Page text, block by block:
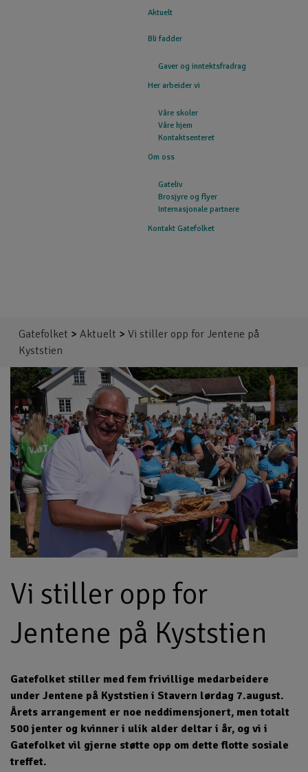
Aktuelt
Bli fadder
Gaver og inntektsfradrag
Her arbeider vi
Våre skoler
Våre hjem
Kontaktsenteret
Om oss
Gateliv
Brosjyre og flyer
Internasjonale partnere
Kontakt Gatefolket
Gatefolket > Aktuelt > Vi stiller opp for Jentene på
Kyststien
Vi stiller opp for
Jentene på Kyststien
Gatefolket stiller med fem frivillige medarbeidere
under Jentene på Kyststien i Stavern lørdag 7.august.
Årets arrangement er noe neddimensjonert, men totalt
500 jenter og kvinner i ulik alder deltar i år, og vi i
Gatefolket vil gjerne støtte opp om dette flotte sosiale
treffet.